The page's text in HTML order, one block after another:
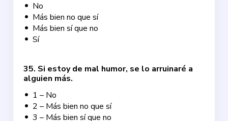
No
Más bien no que sí
Más bien sí que no
Sí
35. Si estoy de mal humor, se lo arruinaré a
alguien más.
1 – No
2 – Más bien no que sí
3 – Más bien sí que no